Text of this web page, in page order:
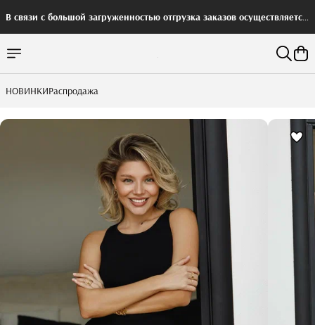
В связи с большой загруженностью отгрузка заказов осуществляется
НОВИНКИРаспродажа